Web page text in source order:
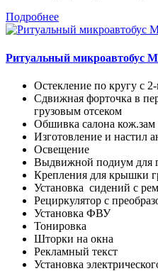
Подробнее
Ритуальный микроавтобус
Остекление по кругу с
Сдвижная форточка в
грузовым отсеком
Обшивка салона кож.зам
Изготовление и настил
Освещение
Выдвижной подиум для
Крепления для крышки
Установка сидений с
Рециркулятор с
Установка ФВУ
Тонировка
Шторки на окна
Рекламный текст
Установка